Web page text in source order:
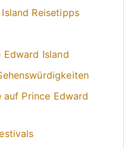
Reisetipps
Island
auf Prince Edward